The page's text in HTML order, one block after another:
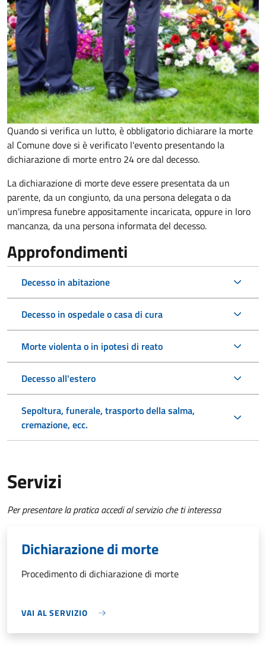
Quando si verifica un lutto, è obbligatorio dichiarare la morte
al Comune dove si è verificato l'evento presentando la
dichiarazione di morte entro 24 ore dal decesso.
La dichiarazione di morte deve essere presentata da un
parente, da un congiunto, da una persona delegata o da
un'impresa funebre appositamente incaricata, oppure in loro
mancanza, da una persona informata del decesso.
Approfondimenti
Decesso in abitazione
Decesso in ospedale o casa di cura
Morte violenta o in ipotesi di reato
Decesso all'estero
Sepoltura, funerale, trasporto della salma,
cremazione, ecc.
Servizi
Per presentare la pratica accedi al servizio che ti interessa
Dichiarazione di morte
Procedimento di dichiarazione di morte
VAI AL SERVIZIO